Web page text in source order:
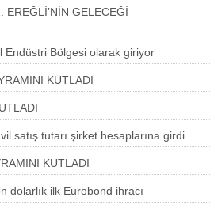
EREĞLİ’NİN GELECEĞİ
Endüstri Bölgesi olarak giriyor
KUTLADI
satış tutarı şirket hesaplarına girdi
KUTLADI
dolarlık ilk Eurobond ihracı